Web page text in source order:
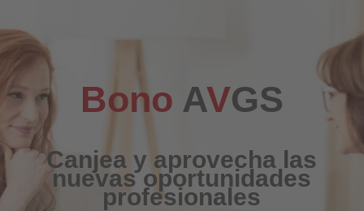
Bono AVGS
Canjea y aprovecha las
nuevas oportunidades
profesionales